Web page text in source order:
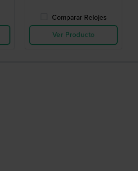
Comparar Relojes
Ver Producto